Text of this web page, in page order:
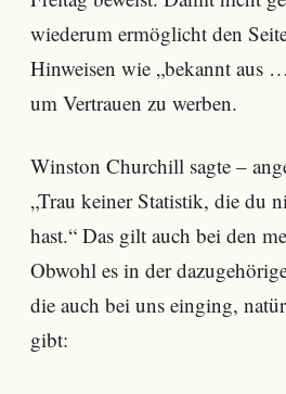
wiederum ermöglicht den
Hinweisen wie „bekannt aus
um Vertrauen zu werben.
Winston Churchill sagte –
„Trau keiner Statistik, die du
hast.“ Das gilt auch bei den
Obwohl es in der
die auch bei uns einging,
gibt: